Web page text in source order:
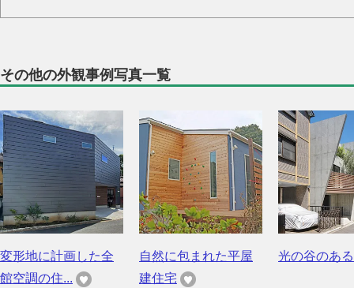
その他の外観事例写真一覧
変形地に計画した全
館空調の住...
自然に包まれた平屋
建住宅
光の谷のあ